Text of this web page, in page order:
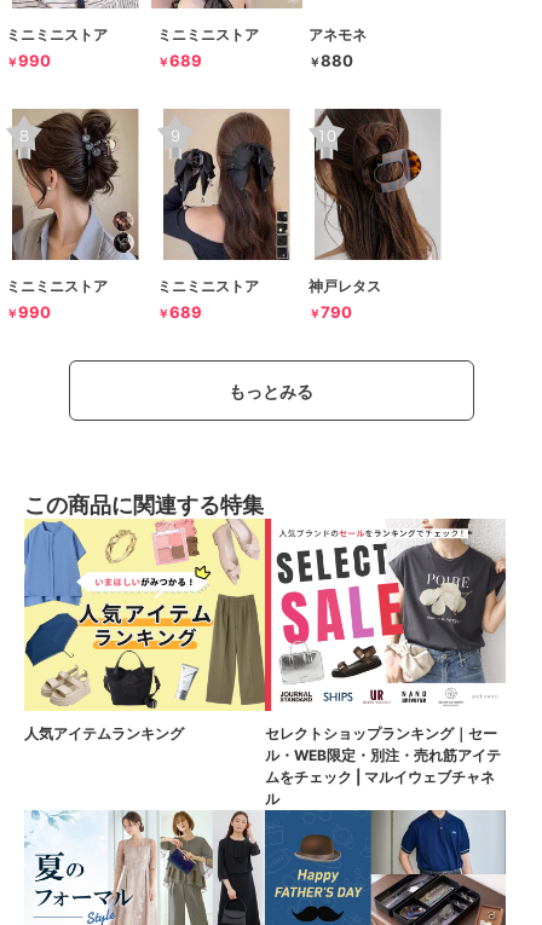
ミニミニストア
￥990
ミニミニストア
￥689
アネモネ
￥880
ミニミニストア
￥990
ミニミニストア
￥689
神戸レタス
￥790
もっとみる
この商品に関連する特集
人気アイテムランキング
セレクトショップランキング｜セー
ル・WEB限定・別注・売れ筋アイテ
ムをチェック | マルイウェブチャネ
ル